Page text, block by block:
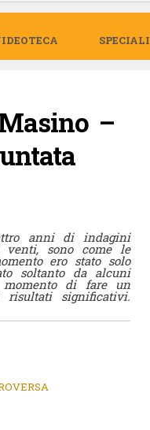
SPECIALI
–
anni di indagini
sono come le
ero stato solo
soltanto da alcuni
di fare un
risultati significativi.